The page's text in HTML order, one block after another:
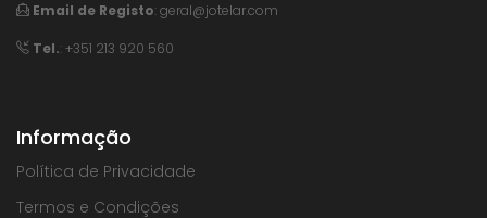
Email de Registo:geral@jotelar.com
Tel.: +351 213 920 560
Informação
Política de Privacidade
Termos e Condições